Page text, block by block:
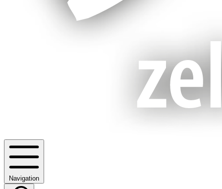
Navigation